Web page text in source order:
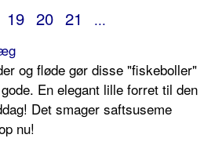
19 20 21
...
og fløde gør disse "fiskeboller"
En elegant lille forret til den
Det smager saftsuseme
nu!